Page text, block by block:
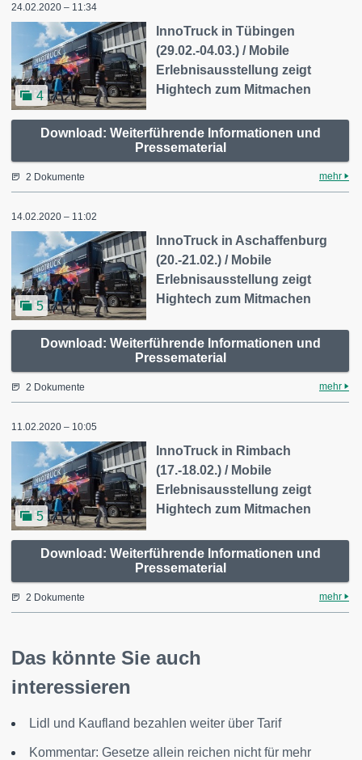
24.02.2020 – 11:34
4
InnoTruck in Tübingen
(29.02.-04.03.) / Mobile
Erlebnisausstellung zeigt
Hightech zum Mitmachen
Download: Weiterführende Informationen und
Pressematerial
2 Dokumente mehr
14.02.2020 – 11:02
5
InnoTruck in Aschaffenburg
(20.-21.02.) / Mobile
Erlebnisausstellung zeigt
Hightech zum Mitmachen
Download: Weiterführende Informationen und
Pressematerial
2 Dokumente mehr
11.02.2020 – 10:05
5
InnoTruck in Rimbach
(17.-18.02.) / Mobile
Erlebnisausstellung zeigt
Hightech zum Mitmachen
Download: Weiterführende Informationen und
Pressematerial
2 Dokumente mehr
Das könnte Sie auch
interessieren
Lidl und Kaufland bezahlen weiter über Tarif
Kommentar: Gesetze allein reichen nicht für mehr